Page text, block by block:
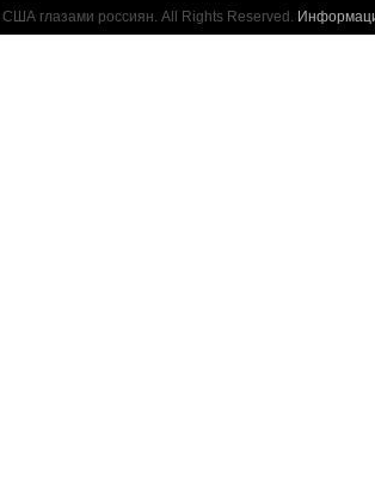
глазами россиян. All Rights Reserved.